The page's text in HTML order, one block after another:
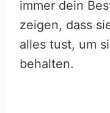
immer dein
zeigen, dass
alles tust, um
behalten.